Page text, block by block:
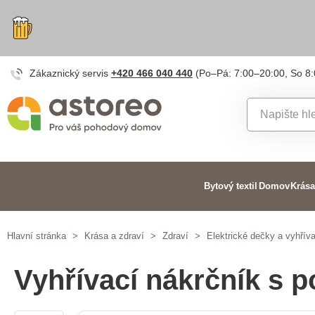
Zákaznický servis +420 466 040 440 (Po–Pá: 7:00–20:00, So
Bytový textil Domov
Hlavní stránka > Krása a zdraví > Zdraví > Elektrické dečky a
Vyhřívací nákrčník s